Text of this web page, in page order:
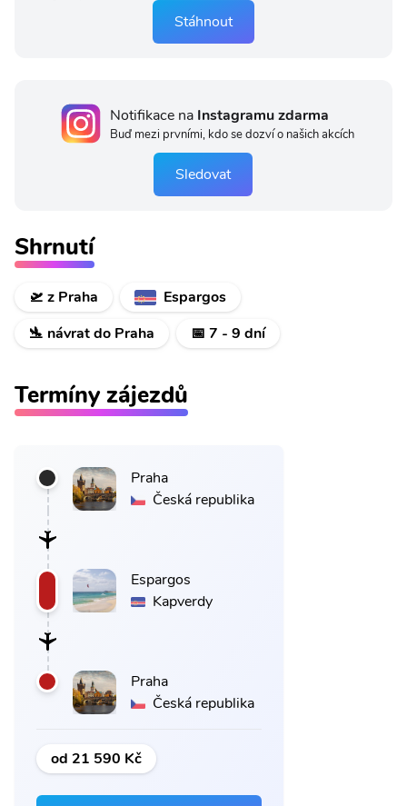
Stáhnout
Notifikace na Instagramu zdarma
Buď mezi prvními, kdo se dozví o našich akcích
Sledovat
Shrnutí
🛫 z Praha
Espargos
🛬 návrat do Praha
📅 7 - 9 dní
Termíny zájezdů
Praha
Česká republika
Espargos
Kapverdy
Praha
Česká republika
od 21 590 Kč